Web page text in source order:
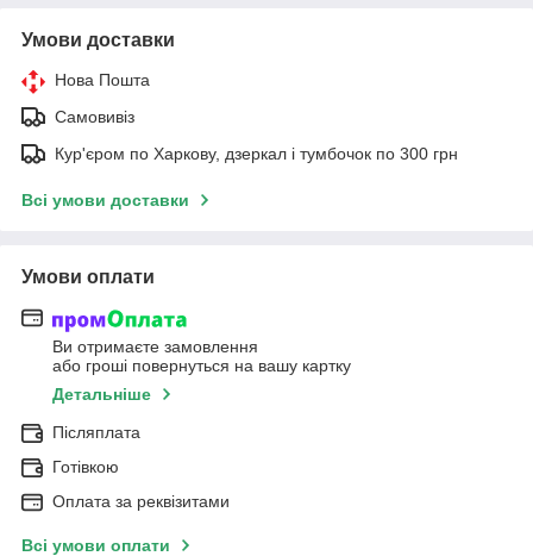
Умови доставки
Нова Пошта
Самовивіз
Кур'єром по Харкову, дзеркал і тумбочок по 300 грн
Всі умови доставки
Умови оплати
Ви отримаєте замовлення
або гроші повернуться на вашу картку
Детальніше
Післяплата
Готівкою
Оплата за реквізитами
Всі умови оплати